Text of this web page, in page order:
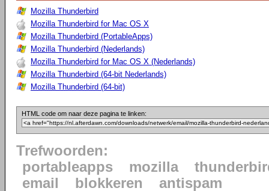
Mozilla Thunderbird
Mozilla Thunderbird for Mac OS X
Mozilla Thunderbird (PortableApps)
Mozilla Thunderbird (Nederlands)
Mozilla Thunderbird for Mac OS X (Nederlands)
Mozilla Thunderbird (64-bit Nederlands)
Mozilla Thunderbird (64-bit)
HTML code om naar deze pagina te linken:
Trefwoorden:
portableapps
mozilla
email
blokkeren antispam